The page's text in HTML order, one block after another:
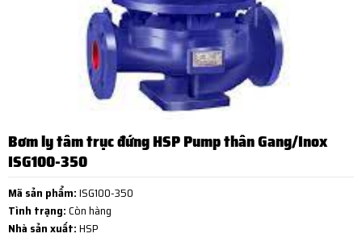
Bơm ly tâm trục đứng HSP Pump thân Gang/Inox
ISG100-350
Mã sản phẩm:ISG100-350
Tình trạng:Còn hàng
Nhà sản xuất:HSP